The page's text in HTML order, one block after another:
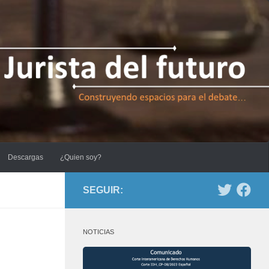
Descargas ¿Quien soy?
SEGUIR:
NOTICIAS